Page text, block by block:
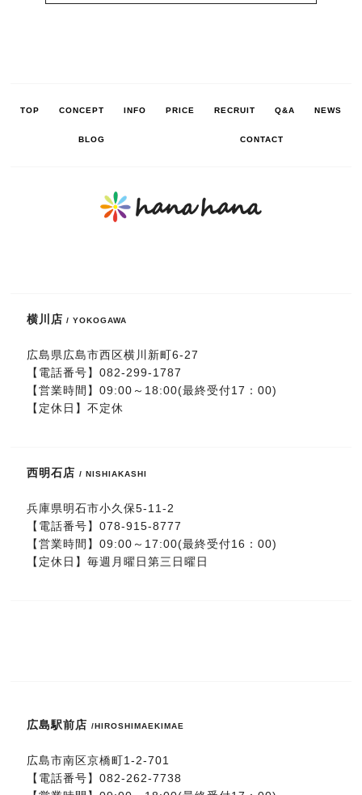
TOP CONCEPT INFO PRICE RECRUIT Q&A NEWS
BLOG CONTACT
横川店 / YOKOGAWA
広島県広島市西区横川新町6-27
【電話番号】082-299-1787
【営業時間】09:00～18:00(最終受付17：00)
【定休日】不定休
西明石店/ NISHIAKASHI
兵庫県明石市小久保5-11-2
【電話番号】078-915-8777
【営業時間】09:00～17:00(最終受付16：00)
【定休日】毎週月曜日第三日曜日
広島駅前店/HIROSHIMAEKIMAE
広島市南区京橋町1-2-701
【電話番号】082-262-7738